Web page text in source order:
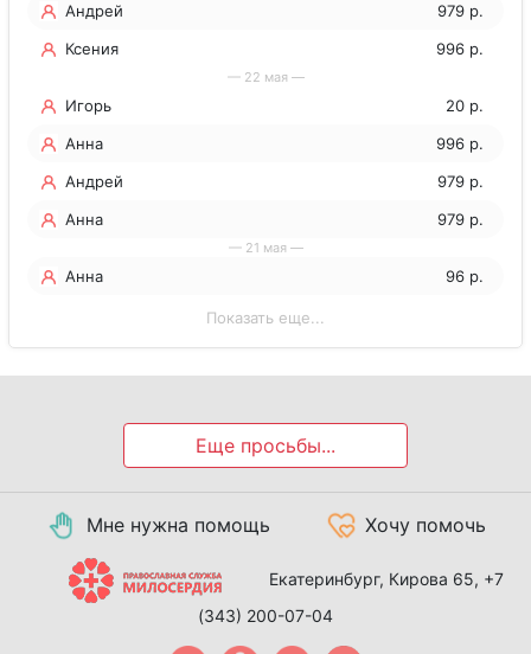
Андрей
979 р.
Ксения
996 р.
— 22 мая —
Игорь
20 р.
Анна
996 р.
Андрей
979 р.
Анна
979 р.
— 21 мая —
Анна 96 р.
Показать еще...
Еще просьбы...
Мне нужна помощь Хочу помочь
Екатеринбург, Кирова 65, +7
(343) 200-07-04